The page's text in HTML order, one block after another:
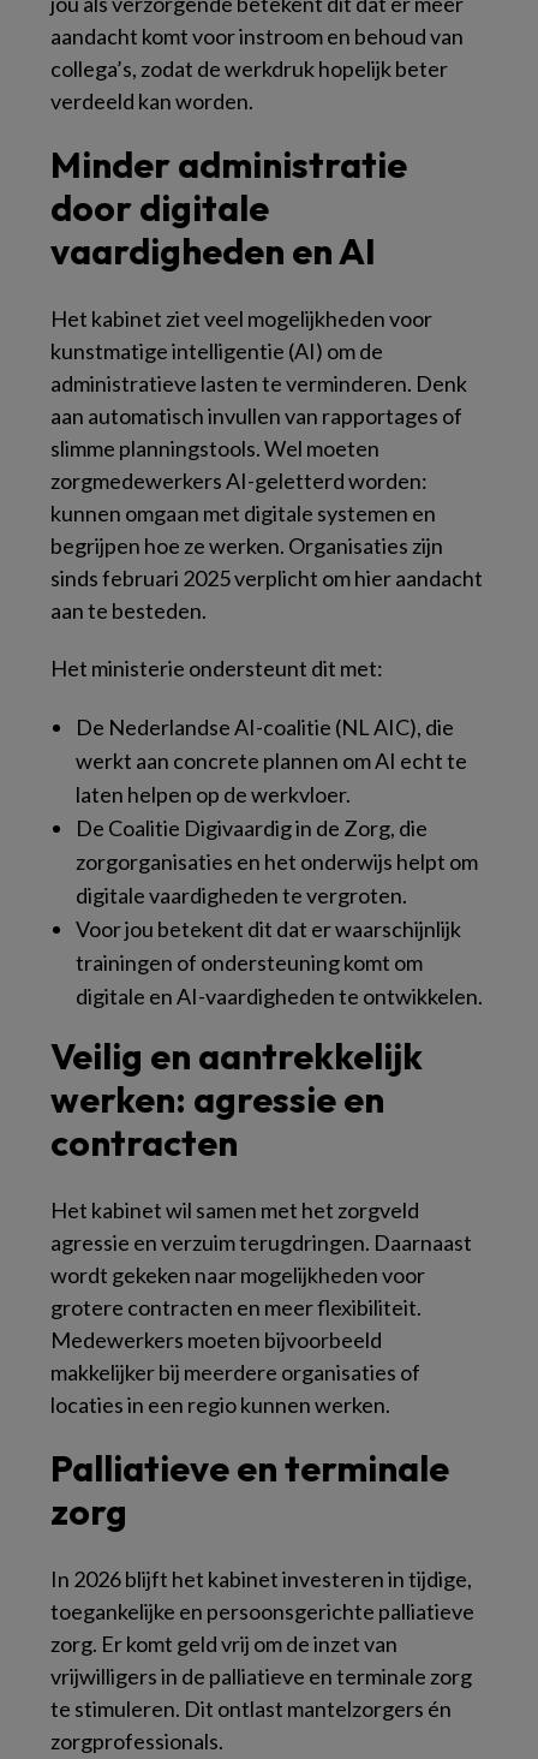
aandacht komt voor instroom en behoud van
collega’s, zodat de werkdruk hopelijk beter
verdeeld kan worden.
Minder administratie
door digitale
vaardigheden en AI
Het kabinet ziet veel mogelijkheden voor
kunstmatige intelligentie (AI) om de
administratieve lasten te verminderen. Denk
aan automatisch invullen van rapportages of
slimme planningstools. Wel moeten
zorgmedewerkers AI-geletterd worden:
kunnen omgaan met digitale systemen en
begrijpen hoe ze werken. Organisaties zijn
sinds februari 2025 verplicht om hier aandacht
aan te besteden.
Het ministerie ondersteunt dit met:
De Nederlandse AI-coalitie (NL AIC), die
werkt aan concrete plannen om AI echt te
laten helpen op de werkvloer.
De Coalitie Digivaardig in de Zorg, die
zorgorganisaties en het onderwijs helpt om
digitale vaardigheden te vergroten.
Voor jou betekent dit dat er waarschijnlijk
trainingen of ondersteuning komt om
digitale en AI-vaardigheden te ontwikkelen.
Veilig en aantrekkelijk
werken: agressie en
contracten
Het kabinet wil samen met het zorgveld
agressie en verzuim terugdringen. Daarnaast
wordt gekeken naar mogelijkheden voor
grotere contracten en meer flexibiliteit.
Medewerkers moeten bijvoorbeeld
makkelijker bij meerdere organisaties of
locaties in een regio kunnen werken.
Palliatieve en terminale
zorg
In 2026 blijft het kabinet investeren in tijdige,
toegankelijke en persoonsgerichte palliatieve
zorg. Er komt geld vrij om de inzet van
vrijwilligers in de palliatieve en terminale zorg
te stimuleren. Dit ontlast mantelzorgers én
zorgprofessionals.